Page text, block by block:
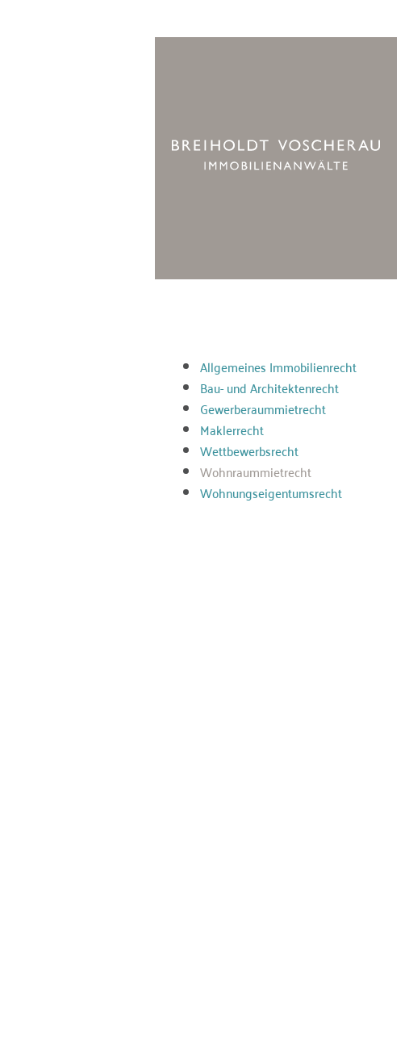
Allgemeines Immobilienrecht
Bau- und Architektenrecht
Gewerberaummietrecht
Maklerrecht
Wettbewerbsrecht
Wohnraummietrecht
Wohnungseigentumsrecht